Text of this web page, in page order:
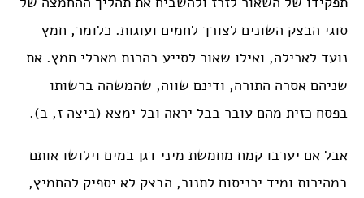
סוגי הבצק השונים לצורך לחמים ועוגות. כלומר, חמץ
נועד לאכילה, ואילו שאור לסייע בהכנת מאכלי חמץ. את
שניהם אסרה התורה, ודינם שווה, שהמשהה ברשותו
בפסח כזית מהם עובר בבל יראה ובל ימצא (ביצה ז, ב).
אבל אם יערבו קמח מחמשת מיני דגן במים וילושו אותם
במהירות ומיד יכניסום לתנור, הבצק לא יספיק להחמיץ,